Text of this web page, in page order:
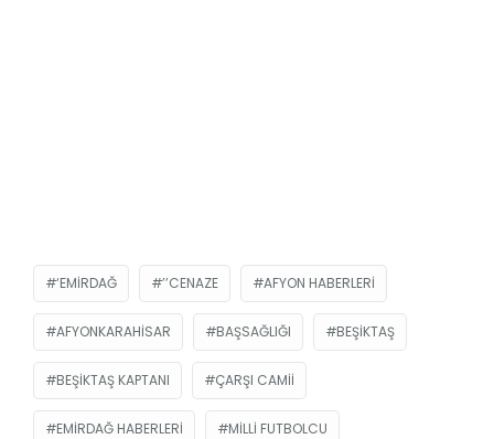
‘EMIRDAĞ ’’CENAZE AFYON HABERLERI
AFYONKARAHISAR BAŞSAĞLIĞI BEŞIKTAŞ
BEŞIKTAŞ KAPTANI ÇARŞI CAMII
EMIRDAĞ HABERLERI MILLI FUTBOLCU